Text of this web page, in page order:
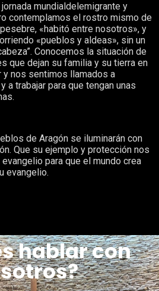
mundialdelemigrante y
contemplamos el rostro mismo de
«habitó entre nosotros», y
«pueblos y aldeas», sin un
Conocemos la situación de
que dejan su familia y su tierra en
y nos sentimos llamados a
a trabajar para que tengan unas
de Aragón se iluminarán con
Que su ejemplo y protección nos
para que el mundo crea
evangelio.
hablar con